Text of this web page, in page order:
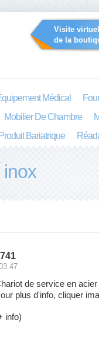
Visite
de la
Médical
Mobilier De Chambre
Produit Bariatrique
de service en
plus d'info, cliquer
info)